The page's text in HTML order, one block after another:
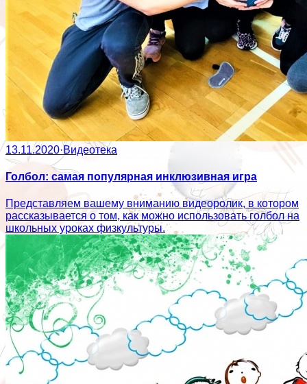
13.11.2020·Видеотека
Голбол: самая популярная инклюзивная игра
Представляем вашему вниманию видеоролик, в котором
рассказывается о том, как можно использовать голбол на
школьных уроках физкультуры.